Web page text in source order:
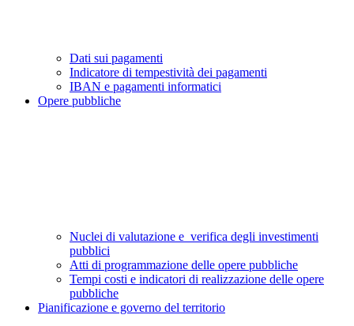
Dati sui pagamenti
Indicatore di tempestività dei pagamenti
IBAN e pagamenti informatici
Opere pubbliche
Nuclei di valutazione e verifica degli investimenti
pubblici
Atti di programmazione delle opere pubbliche
Tempi costi e indicatori di realizzazione delle opere
pubbliche
Pianificazione e governo del territorio